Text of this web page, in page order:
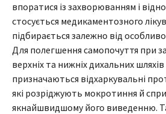
впоратися із захворюванням і
стосується медикаментозного
підбирається залежно від
Для полегшення самопочуття при
верхніх та нижніх дихальних
призначаються відхаркувальні
які розріджують мокротиння й
якнайшвидшому його виведенню.